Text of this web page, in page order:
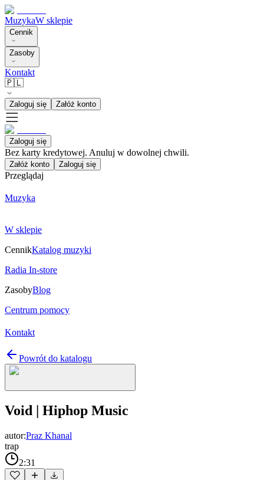
MuzykaW sklepie
Cennik
Zasoby
Kontakt
🇵🇱
Zaloguj się Załóż konto
Zaloguj się
Bez karty kredytowej. Anuluj w dowolnej chwili.
Załóż konto Zaloguj się
Przeglądaj
Muzyka
W sklepie
CennikKatalog muzyki
Radia In-store
ZasobyBlog
Centrum pomocy
Kontakt
Powrót do katalogu
Void | Hiphop Music
autor:Praz Khanal
trap
2:31